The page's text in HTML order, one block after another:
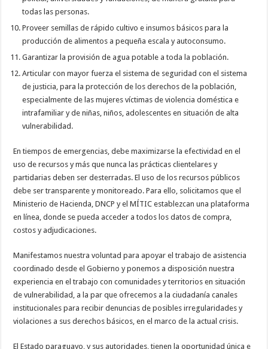
todas las personas.
Proveer semillas de rápido cultivo e insumos básicos para la
producción de alimentos a pequeña escala y autoconsumo.
Garantizar la provisión de agua potable a toda la población.
Articular con mayor fuerza el sistema de seguridad con el sistema
de justicia, para la protección de los derechos de la población,
especialmente de las mujeres víctimas de violencia doméstica e
intrafamiliar y de niñas, niños, adolescentes en situación de alta
vulnerabilidad.
En tiempos de emergencias, debe maximizarse la efectividad en el
uso de recursos y más que nunca las prácticas clientelares y
partidarias deben ser desterradas. El uso de los recursos públicos
debe ser transparente y monitoreado. Para ello, solicitamos que el
Ministerio de Hacienda, DNCP y el MÍTIC establezcan una plataforma
en línea, donde se pueda acceder a todos los datos de compra,
costos y adjudicaciones.
Manifestamos nuestra voluntad para apoyar el trabajo de asistencia
coordinado desde el Gobierno y ponemos a disposición nuestra
experiencia en el trabajo con comunidades y territorios en situación
de vulnerabilidad, a la par que ofrecemos a la ciudadanía canales
institucionales para recibir denuncias de posibles irregularidades y
violaciones a sus derechos básicos, en el marco de la actual crisis.
El Estado paraguayo, y sus autoridades, tienen la oportunidad única e